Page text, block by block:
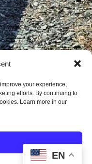
your experience,
efforts. By continuing to
Learn more in our
EC 13009017, GA#
#24720-MC,
Privacy Policy ICareers
EN